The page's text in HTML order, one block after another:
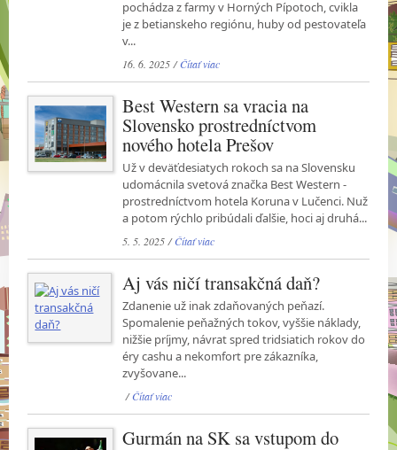
pochádza z farmy v Horných Pípotoch, cvikla
je z betianskeho regiónu, huby od pestovateľa
v...
16. 6. 2025 /Čítať viac
Best Western sa vracia na
Slovensko prostredníctvom
nového hotela Prešov
Už v deväťdesiatych rokoch sa na Slovensku
udomácnila svetová značka Best Western -
prostredníctvom hotela Koruna v Lučenci. Nuž
a potom rýchlo pribúdali ďalšie, hoci aj druhá...
5. 5. 2025 /Čítať viac
Aj vás ničí transakčná daň?
Zdanenie už inak zdaňovaných peňazí.
Spomalenie peňažných tokov, vyššie náklady,
nižšie príjmy, návrat spred tridsiatich rokov do
éry cashu a nekomfort pre zákazníka,
zvyšovane...
/Čítať viac
Gurmán na SK sa vstupom do